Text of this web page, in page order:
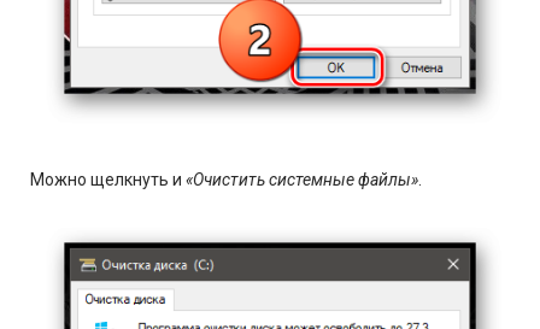
Можно щелкнуть и «Очистить системные файлы»